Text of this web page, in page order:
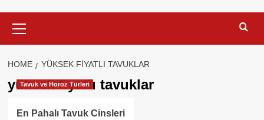
Menu
HOME YÜKSEK FIYATLI TAVUKLAR
yüksek fiyatlı tavuklar
Tavuk ve Horoz Türleri
En Pahalı Tavuk Cinsleri